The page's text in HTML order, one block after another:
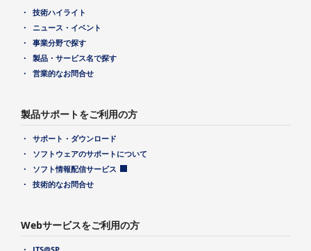
技術ハイライト
ニュース・イベント
事業分野で探す
製品・サービス名で探す
営業的なお問合せ
製品サポートをご利用の方
サポート・ダウンロード
ソフトウェアのサポートについて
ソフト情報配信サービス
技術的なお問合せ
Webサービスをご利用の方